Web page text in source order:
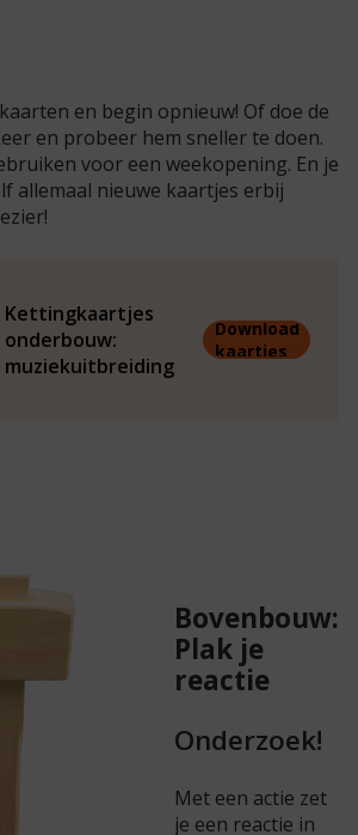
en begin opnieuw! Of doe de
en probeer hem sneller te doen.
voor een weekopening. En je
allemaal nieuwe kaartjes erbij
Kettingkaartjes
onderbouw:
muziekuitbreiding
Download
kaartjes
Bovenbouw:
Plak je
reactie
Onderzoek!
Met een actie zet
je een reactie in